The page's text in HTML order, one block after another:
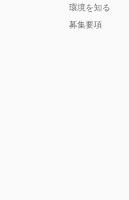
環境を知る
募集要項